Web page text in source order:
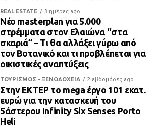
REAL ESTATE 3 ημέρες ago
Νέο masterplan για 5.000
στρέμματα στον Ελαιώνα “στα
σκαριά” – Τι θα αλλάξει γύρω από
τον Βοτανικό και τι προβλέπεται για
οικιστικές αναπτύξεις
ΤΟΥΡΙΣΜΟΣ - ΞΕΝΟΔΟΧΕΙΑ 2 εβδομάδες ago
Στην ΕΚΤΕΡ το mega έργο 101 εκατ.
ευρώ για την κατασκευή του
5άστερου Infinity Six Senses Porto
Heli